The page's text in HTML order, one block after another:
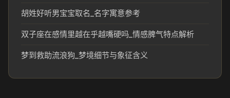
胡姓好听男宝宝取名_名字寓意参考
双子座在感情里越在乎越嘴硬吗_情感脾气特点解析
梦到救助流浪狗_梦境细节与象征含义